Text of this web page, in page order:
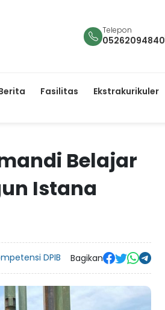
Telepon
05262094840
Fasilitas Ekstrakurikuler
Belajar
Istana
DPIB Bagikan